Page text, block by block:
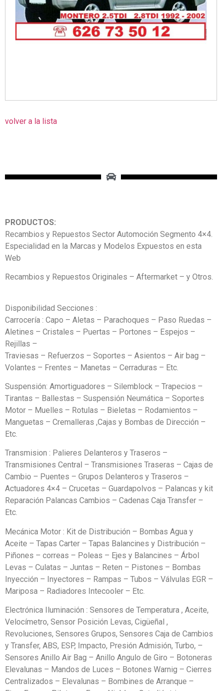
volver a la lista
PRODUCTOS:
Recambios y Repuestos Sector Automoción Segmento 4×4.
Especialidad en la Marcas y Modelos Expuestos en esta
Web
Recambios y Repuestos Originales – Aftermarket – y Otros.
Disponibilidad Secciones :
Carrocería : Capo – Aletas – Parachoques – Paso Ruedas –
Aletines – Cristales – Puertas – Portones – Espejos –
Rejillas –
Traviesas – Refuerzos – Soportes – Asientos – Air bag –
Volantes – Frentes – Manetas – Cerraduras – Etc.
Suspensión: Amortiguadores – Silemblock – Trapecios –
Tirantas – Ballestas – Suspensión Neumática – Soportes
Motor – Muelles – Rotulas – Bieletas – Rodamientos –
Manguetas – Cremalleras ,Cajas y Bombas de Dirección –
Etc.
Transmision : Palieres Delanteros y Traseros –
Transmisiones Central – Transmisiones Traseras – Cajas de
Cambio – Puentes – Grupos Delanteros y Traseros –
Actuadores 4×4 – Crucetas – Guardapolvos – Palancas y kit
Reparación Palancas Cambios – Cadenas Caja Transfer –
Etc.
Mecánica Motor : Kit de Distribución – Bombas Agua y
Aceite – Tapas Carter – Tapas Balancines y Distribución –
Piñones – correas – Poleas – Ejes y Balancines – Árbol
Levas – Culatas – Juntas – Reten – Pistones – Bombas
Inyección – Inyectores – Rampas – Tubos – Válvulas EGR –
Mariposa – Radiadores Intecooler – Etc.
Electrónica Iluminación : Sensores de Temperatura , Aceite,
Velocímetro, Sensor Posición Levas, Cigüeñal ,
Revoluciones, Sensores Grupos, Sensores Caja de Cambios
y Transfer, ABS, ESP, Impacto, Presión Admisión, Turbo, –
Sensores Anillo Air Bag – Anillo Angulo de Giro – Botoneras
Elevalunas – Mandos de Luces – Botones Warnig – Cierres
Centralizados – Elevalunas – Bombines de Arranque –